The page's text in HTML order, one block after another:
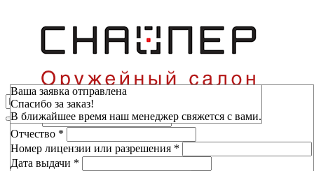
Зарезервировать
Фамилия*
Имя*
Отчество *
Номер лицензии или разрешения *
Дата выдачи *
Ваша заявка отправлена
Спасибо за заказ!
В ближайшее время наш менеджер свяжется с вами.